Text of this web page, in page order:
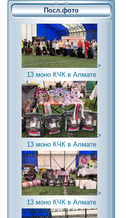
Посл.фото
>
13 моно КЧК в Алмате
>
13 моно КЧК в Алмате
>
13 моно КЧК в Алмате